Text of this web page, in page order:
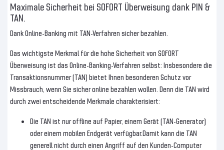
Maximale Sicherheit bei SOFORT Überweisung dank PIN &
TAN.
Dank Online-Banking mit TAN-Verfahren sicher bezahlen.
Das wichtigste Merkmal für die hohe Sicherheit von SOFORT
Überweisung ist das Online-Banking-Verfahren selbst: Insbesondere die
Transaktionsnummer (TAN) bietet Ihnen besonderen Schutz vor
Missbrauch, wenn Sie sicher online bezahlen wollen. Denn die TAN wird
durch zwei entscheidende Merkmale charakterisiert:
Die TAN ist nur offline auf Papier, einem Gerät (TAN-Generator)
oder einem mobilen Endgerät verfügbar.Damit kann die TAN
generell nicht durch einen Angriff auf den Kunden-Computer